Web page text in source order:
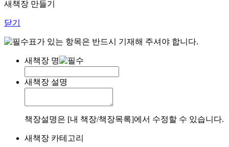
새책장 만들기
닫기
표가 있는 항목은 반드시 기재해 주셔야 합니다.
새책장 명
새책장 설명
책장설명은 [내 책장/책장목록]에서 수정할 수 있습니다.
새책장 카테고리